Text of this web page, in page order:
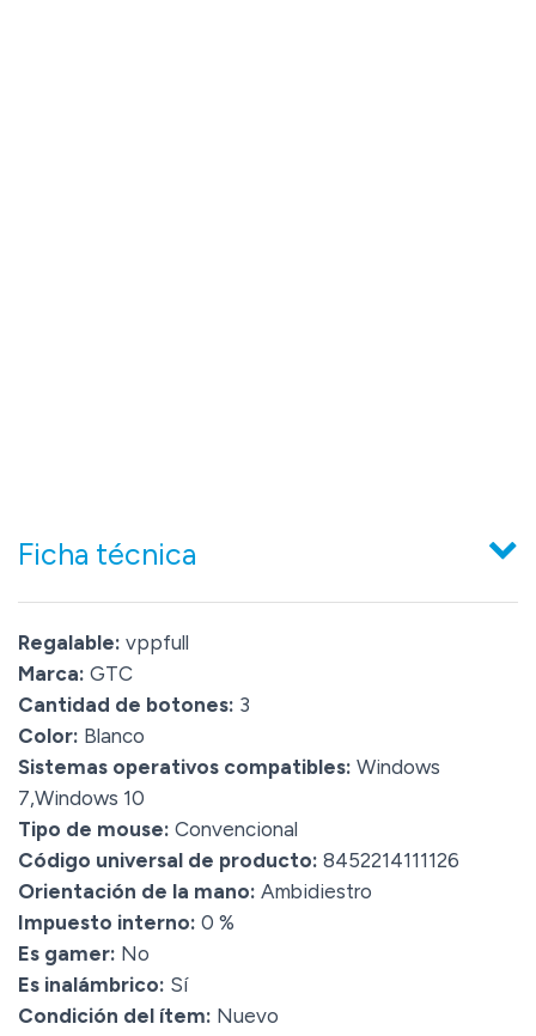
Ficha técnica
Regalable: vppfull
Marca: GTC
Cantidad de botones: 3
Color: Blanco
Sistemas operativos compatibles: Windows
7,Windows 10
Tipo de mouse: Convencional
Código universal de producto: 8452214111126
Orientación de la mano: Ambidiestro
Impuesto interno: 0 %
Es gamer: No
Es inalámbrico: Sí
Condición del ítem: Nuevo